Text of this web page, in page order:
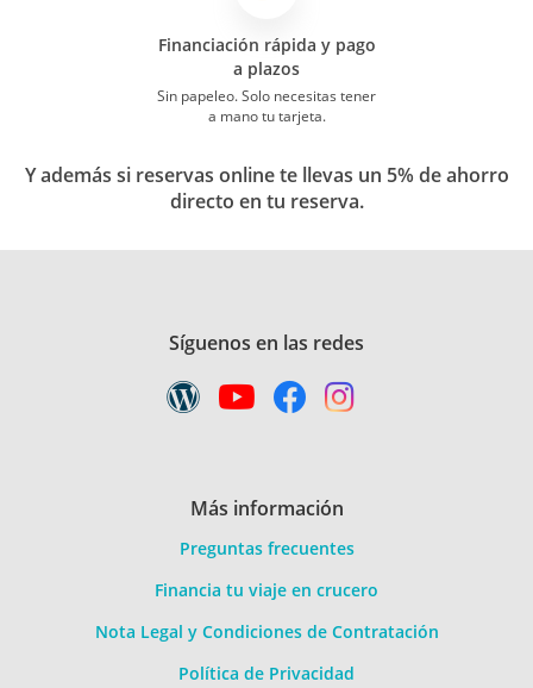
Financiación rápida y pago
a plazos
Sin papeleo. Solo necesitas tener
a mano tu tarjeta.
Y además si reservas online te llevas un 5% de ahorro
directo en tu reserva.
Síguenos en las redes
Más información
Preguntas frecuentes
Financia tu viaje en crucero
Nota Legal y Condiciones de Contratación
Política de Privacidad